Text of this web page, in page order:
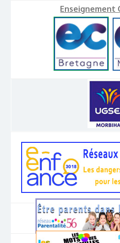
Enseignement